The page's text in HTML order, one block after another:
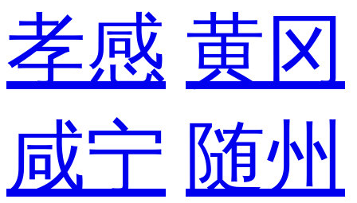
孝感 黄冈
咸宁 随州